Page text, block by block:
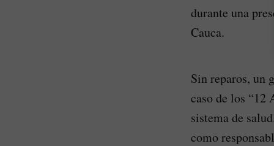
durante una
Cauca.
Sin reparos, un
caso de los “12
sistema de
como